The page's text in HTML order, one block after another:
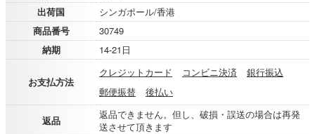
出荷国
シンガポール/香港
商品番号
30749
納期
14-21日
お支払方法
クレジットカード コンビニ決済
銀行振込
郵便振替
後払い
返品
返品できません。但し、破損・誤送の場合は再発
送させて頂きます